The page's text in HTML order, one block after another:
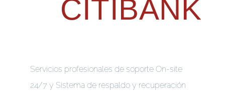
CITIBANK
Servicios profesionales de soporte On-site
24/7 y Sistema de respaldo y recuperación